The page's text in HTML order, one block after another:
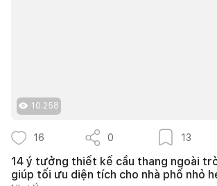
10.258
16 0 13
14 ý tưởng thiết kế cầu thang ngoài
giúp tối ưu diện tích cho nhà phố nhỏ